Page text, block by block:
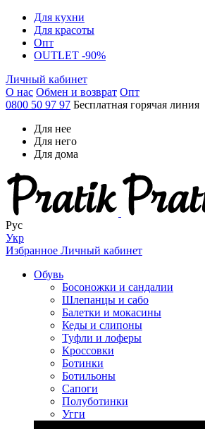
Для кухни
Для красоты
Опт
OUTLET -90%
Личный кабинет
О нас Обмен и возврат Опт
0800 50 97 97 Бесплатная горячая линия
Для нее
Для него
Для дома
Рус
Укр
Избранное Личный кабинет
Обувь
Босоножки и сандалии
Шлепанцы и сабо
Балетки и мокасины
Кеды и слипоны
Туфли и лоферы
Кроссовки
Ботинки
Ботильоны
Сапоги
Полуботинки
Угги